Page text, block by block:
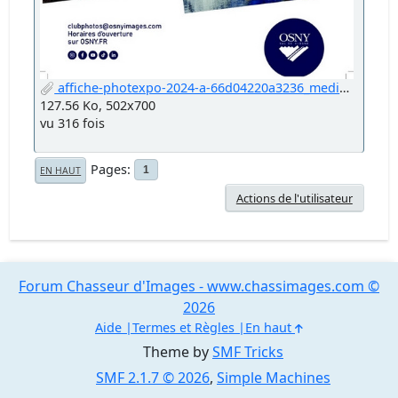
affiche-photexpo-2024-a-66d04220a3236_medium.jpg
127.56 Ko, 502x700
vu 316 fois
EN HAUT Pages 1
Actions de l'utilisateur
Theme bySMF Tricks
SMF 2.1.7 © 2026, Simple Machines
Forum Chasseur d'Images - www.chassimages.com ©
2026
Aide Termes et Règles En haut